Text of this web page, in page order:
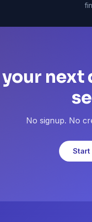
next
No signup. No